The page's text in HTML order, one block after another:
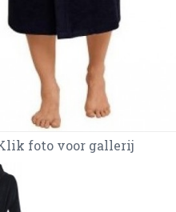
foto voor gallerij